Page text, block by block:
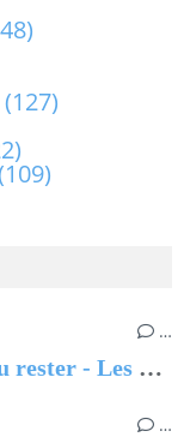
…
Chantal MARIE-ROSE, Partir ou rester - Les clés pour évoluer professionnellement sans regret
…
(127)